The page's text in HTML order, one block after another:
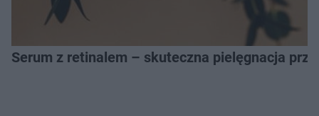
Serum z retinalem – skuteczna pielęgnacja